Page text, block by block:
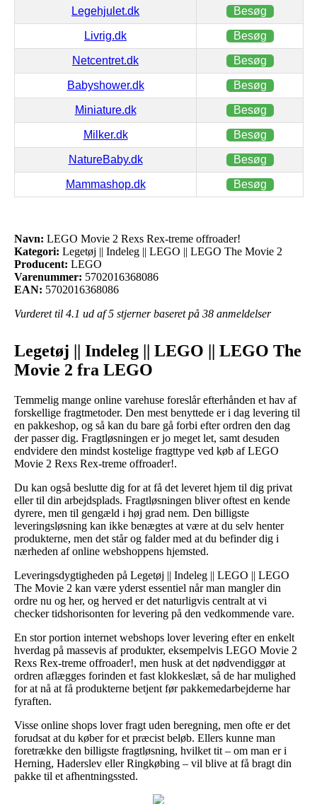
Legehjulet.dk Besøg
Livrig.dk Besøg
Netcentret.dk Besøg
Babyshower.dk Besøg
Miniature.dk Besøg
Milker.dk Besøg
NatureBaby.dk Besøg
Mammashop.dk Besøg
Navn: LEGO Movie 2 Rexs Rex-treme offroader!
Kategori: Legetøj || Indeleg || LEGO || LEGO The Movie 2
Producent: LEGO
Varenummer: 5702016368086
EAN: 5702016368086
Vurderet til 4.1 ud af 5 stjerner baseret på 38 anmeldelser
Legetøj || Indeleg || LEGO || LEGO The
Movie 2 fra LEGO
Temmelig mange online varehuse foreslår efterhånden et hav af
forskellige fragtmetoder. Den mest benyttede er i dag levering til
en pakkeshop, og så kan du bare gå forbi efter ordren den dag
der passer dig. Fragtløsningen er jo meget let, samt desuden
endvidere den mindst kostelige fragttype ved køb af LEGO
Movie 2 Rexs Rex-treme offroader!.
Du kan også beslutte dig for at få det leveret hjem til dig privat
eller til din arbejdsplads. Fragtløsningen bliver oftest en kende
dyrere, men til gengæld i høj grad nem. Den billigste
leveringsløsning kan ikke benægtes at være at du selv henter
produkterne, men det står og falder med at du befinder dig i
nærheden af online webshoppens hjemsted.
Leveringsdygtigheden på Legetøj || Indeleg || LEGO || LEGO
The Movie 2 kan være yderst essentiel når man mangler din
ordre nu og her, og herved er det naturligvis centralt at vi
checker tidshorisonten for levering på den vedkommende vare.
En stor portion internet webshops lover levering efter en enkelt
hverdag på massevis af produkter, eksempelvis LEGO Movie 2
Rexs Rex-treme offroader!, men husk at det nødvendiggør at
ordren aflægges forinden et fast klokkeslæt, så de har mulighed
for at nå at få produkterne betjent før pakkemedarbejderne har
fyraften.
Visse online shops lover fragt uden beregning, men ofte er det
forudsat at du køber for et præcist beløb. Ellers kunne man
foretrække den billigste fragtløsning, hvilket tit – om man er i
Herning, Haderslev eller Ringkøbing – vil blive at få bragt din
pakke til et afhentningssted.